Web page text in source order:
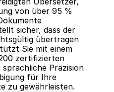
von über 95 %
sicher, dass der
übertragen
Sie mit einem
zertifizierten
Präzision
für Ihre
zu gewährleisten.